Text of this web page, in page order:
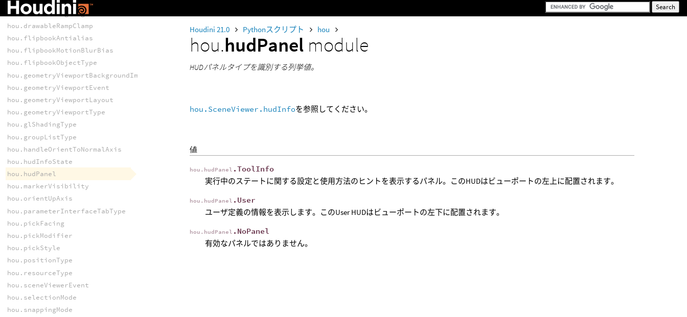
Houdini 21.0 Pythonスクリプト hou
hou.hudPanel module
HUDパネルタイプを識別する列挙値。
hou.SceneViewer.hudInfoを参照してください。
値
hou.hudPanel .ToolInfo
実行中のステートに関する設定と使用方法のヒントを表示するパネル。このHUDはビューポートの左上に配置されます。
hou.hudPanel .User
ユーザ定義の情報を表示します。このUser HUDはビューポートの左下に配置されます。
hou.hudPanel .NoPanel
有効なパネルではありません。
hou.drawableHighlightMode
hou.drawableRampClamp
hou.flipbookAntialias
hou.flipbookMotionBlurBias
hou.flipbookObjectType
hou.geometryViewportBackgroundImageFitMode
hou.geometryViewportEvent
hou.geometryViewportLayout
hou.geometryViewportType
hou.glShadingType
hou.groupListType
hou.handleOrientToNormalAxis
hou.hudInfoState
hou.hudPanel
hou.markerVisibility
hou.orientUpAxis
hou.parameterInterfaceTabType
hou.pickFacing
hou.pickModifier
hou.pickStyle
hou.positionType
hou.resourceType
hou.sceneViewerEvent
hou.selectionMode
hou.snappingMode